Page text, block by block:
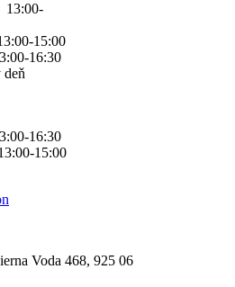
13:00-
15:00
16:30
deň
16:30
15:00
Voda 468, 925 06